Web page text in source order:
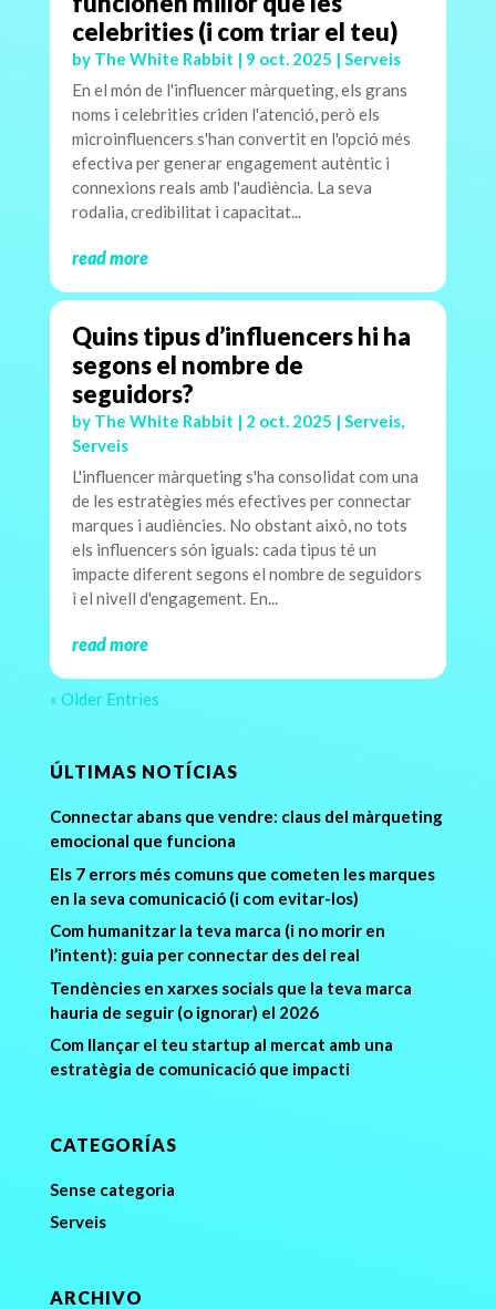
celebrities (i com triar el teu)
by The White Rabbit | 9 oct. 2025 | Serveis
En el món de l'influencer màrqueting, els grans
noms i celebrities criden l'atenció, però els
microinfluencers s'han convertit en l'opció més
efectiva per generar engagement autèntic i
connexions reals amb l'audiència. La seva
rodalia, credibilitat i capacitat...
read more
Quins tipus d’influencers hi ha
segons el nombre de
seguidors?
by The White Rabbit | 2 oct. 2025 | Serveis,
Serveis
L'influencer màrqueting s'ha consolidat com una
de les estratègies més efectives per connectar
marques i audiències. No obstant això, no tots
els influencers són iguals: cada tipus té un
impacte diferent segons el nombre de seguidors
i el nivell d'engagement. En...
read more
« Older Entries
ÚLTIMAS NOTÍCIAS
Connectar abans que vendre: claus del màrqueting
emocional que funciona
Els 7 errors més comuns que cometen les marques
en la seva comunicació (i com evitar-los)
Com humanitzar la teva marca (i no morir en
l’intent): guia per connectar des del real
Tendències en xarxes socials que la teva marca
hauria de seguir (o ignorar) el 2026
Com llançar el teu startup al mercat amb una
estratègia de comunicació que impacti
CATEGORÍAS
Sense categoria
Serveis
ARCHIVO